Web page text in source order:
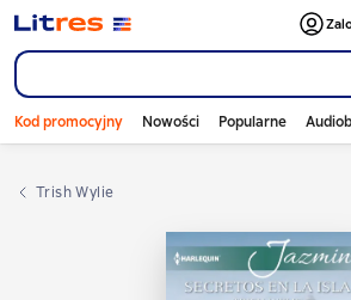
Kod promocyjny Nowości Popularne
Trish Wylie